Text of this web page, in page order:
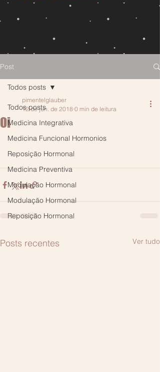
Post
Todos posts
Medicina Integrativa
Medicina Funcional Hormonios
Reposição Hormonal
Medicina Preventiva
Modulação Hormonal
Modulação Hormonal
Reposição Hormonal
Todos posts
Oi
pimentelglauber
12 de jun. de 2018 0 min de leitura
Posts recentes Ver tudo